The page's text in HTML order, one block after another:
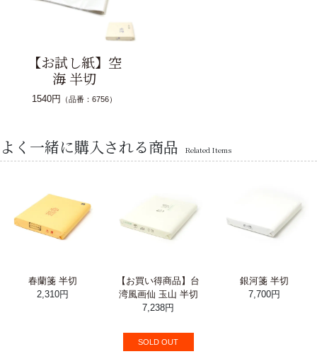
【お試し紙】空
海 半切
1540円 （品番：6756）
よく一緒に購入される商品 Related Items
春蘭箋 半切
2,310円
【お買い得商品】台
湾風画仙 玉山 半切
7,238円
SOLD OUT
銀河箋 半切
7,700円